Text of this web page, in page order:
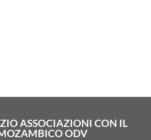
ASSOCIAZIONI CON IL
ODV